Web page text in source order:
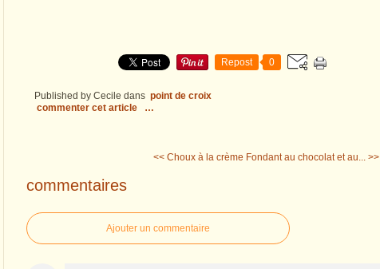
Repost 0
Published by Cecile dans point de croix
commenter cet article
…
<< Choux à la crème Fondant au chocolat et au... >>
commentaires
Ajouter un commentaire